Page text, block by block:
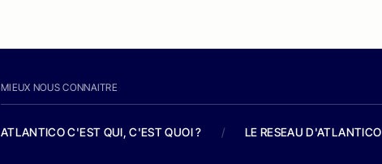
MIEUX NOUS CONNAITRE
ATLANTICO C'EST QUI, C'EST QUOI ? / LE RESEAU D'ATLANTICO